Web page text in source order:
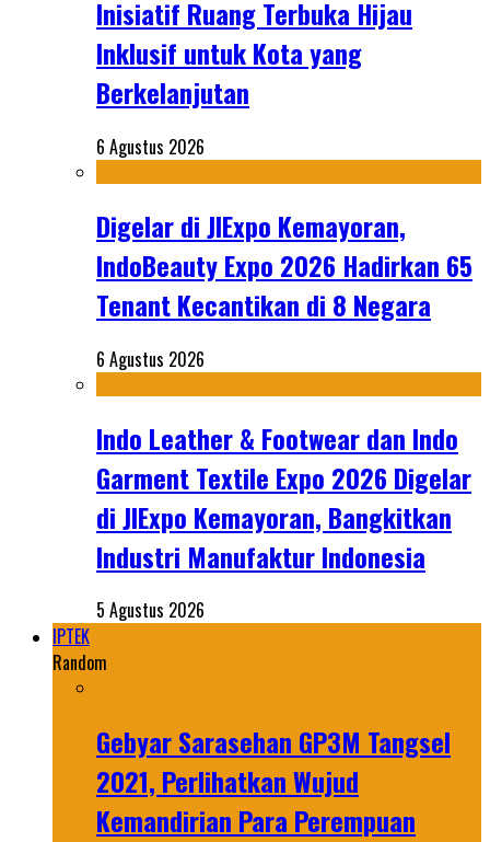
Inisiatif Ruang Terbuka Hijau
Inklusif untuk Kota yang
Berkelanjutan
6 Agustus 2026
Digelar di JIExpo Kemayoran,
IndoBeauty Expo 2026 Hadirkan 65
Tenant Kecantikan di 8 Negara
6 Agustus 2026
Indo Leather & Footwear dan Indo
Garment Textile Expo 2026 Digelar
di JIExpo Kemayoran, Bangkitkan
Industri Manufaktur Indonesia
5 Agustus 2026
IPTEK
Random
Gebyar Sarasehan GP3M Tangsel
2021, Perlihatkan Wujud
Kemandirian Para Perempuan